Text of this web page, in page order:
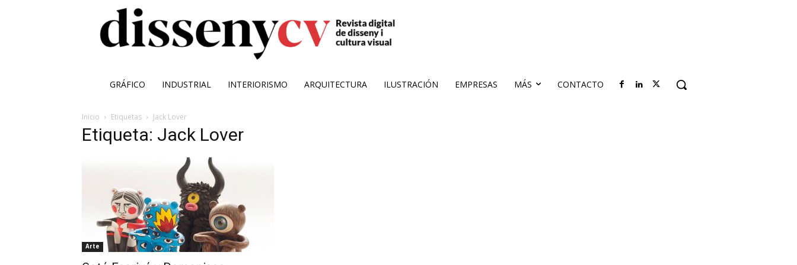
GRÁFICO INDUSTRIAL INTERIORISMO ARQUITECTURA ILUSTRACIÓN EMPRESAS MÁS CONTACTO
Inicio Etiquetas Jack Lover
Etiqueta: Jack Lover
Arte